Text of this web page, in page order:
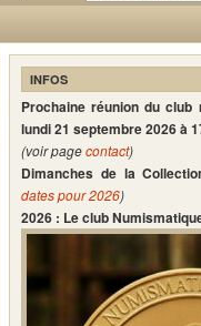
INFOS
Prochaine réunion du club
lundi 21 septembre 2026 à
(voir pagecontact)
Dimanches de la
dates pour 2026)
2026 : Le club